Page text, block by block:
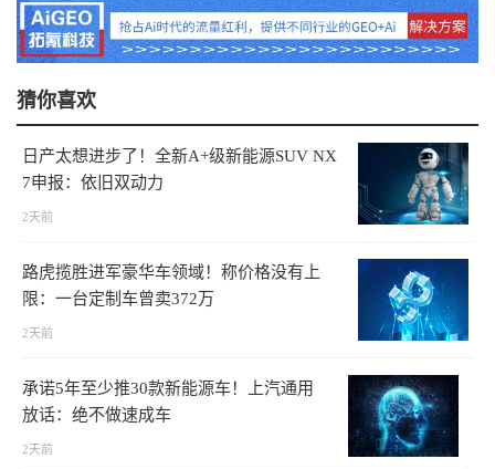
猜你喜欢
日产太想进步了！全新A+级新能源SUV NX
7申报：依旧双动力
2天前
路虎揽胜进军豪华车领域！称价格没有上
限：一台定制车曾卖372万
2天前
承诺5年至少推30款新能源车！上汽通用
放话：绝不做速成车
2天前